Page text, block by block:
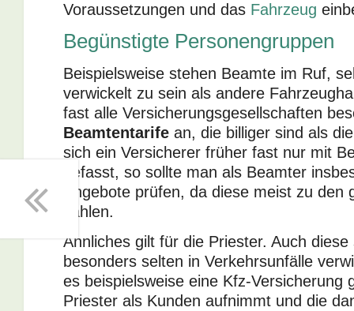
Voraussetzungen und das Fahrzeug
Begünstigte Personengruppen
Beispielsweise stehen Beamte im Ruf,
verwickelt zu sein als andere
fast alle Versicherungsgesellschaften
Beamtentarife an, die billiger sind als
sich ein Versicherer früher fast nur mit
befasst, so sollte man als Beamter
Angebote prüfen, da diese meist zu den
zählen.
Ähnliches gilt für die Priester. Auch
besonders selten in Verkehrsunfälle
es beispielsweise eine Kfz-Versicherung
Priester als Kunden aufnimmt und die